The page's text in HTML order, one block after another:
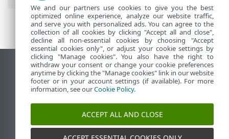
Жұмыс үстеліндегі сайтты қарау
End of Life
ESET білім қоры
ESET форумы
ESET Status Portal
Аймақтық қолдау
We and our partners use cookies to give you the best
optimized online experience, analyze our website traffic,
and serve you with personalized ads. You can agree to the
collection of all cookies by clicking "Accept all and close",
decline all non-essential cookies by choosing "Accept
essential cookies only", or adjust your cookie settings by
clicking "Manage cookies". You also have the right to
withdraw your consent or change your cookie preferences
anytime by clicking the "Manage cookies" link in our website
footer or in your account settings (if available). For more
information, see ourCookie Policy.
ACCEPT ALL AND CLOSE